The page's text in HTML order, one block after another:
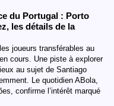
du Portugal : Porto
les détails de la
joueurs transférables au
cours. Une piste à explorer
au sujet de Santiago
Le quotidien ABola,
confirme l’intérêt marqué